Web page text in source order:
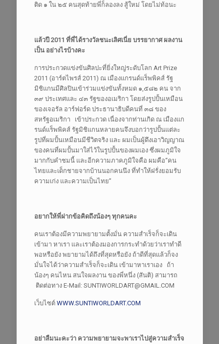
ติด ๑ ใน ๒๕ คนสุดท้ายพี่ก็ลองลง สู้ใหม่ โดยไม่ท้อนะ
แล้วปี 2011 ที่พี่ได้รางวัลชนะเลิศเนี่ย บรรยากาศ ผลงาน
เป็น อย่างไรบ้างคะ
การประกวดแข่งขันศิลปะที่ยิ่งใหญ่ระดับโลก Art Prize
2011 (อาร์ตไพรส์ 2011) ณ เมืองแกรนด์แร็พพิคส์ รัฐ
มิชิแกนมีศิลปินเข้าร่วมแข่งขันทั้งหมด ๑,๕๘๒ คน จาก
๓๙ ประเทศและ ๔๓ รัฐของอเมริกา โดยส่งรูปปั้นเหมือน
ของเจอรัล อาร์ฟอร์ด ประธานาธิบดีคนที่ ๓๘ ของ
สหรัฐอเมริกา
เข้าประกวด เนื่องจากท่านเกิด ณ เมืองแก
รนด์แร็พพิคส์ รัฐมิชิแกนหลายคนจึงบอกว่ารูปปั้นแต่ละ
รูปที่ผมปั้นเหมือนมีชีวิตจริง และ ผมเป็นผู้ดึงเอาวิญญาณ
ของคนที่ผมปั้นมาใส่ไว้ในรูปปั้นของผมเอง ซึ่งผมภูมิใจ
มากกับคำชมนี้ และอีกความภาคภูมิใจคือ ผมคือ“คน
ไทยและเด็กชายจากบ้านนอกคนนึง ที่ทำให้ฝรั่งยอมรับ
ความเก่ง และความเป็นไทย”
อยากให้พี่ฝากข้อคิดถึงน้องๆ ทุกคนคะ
คนเราต้องมีความพยายามตั้งมั่น ความสำเร็จก็จะเดิน
เข้ามา หาเรา และเราต้องมองการกระทำด้วยว่าเราทำดี
พอหรือยัง พยายามได้ถึงที่สุดหรือยัง ถ้าดีที่สุดแล้วก็จง
มั่นใจได้ว่าความสำเร็จก็จะเดิน เข้ามาหาเราเอง ถ้า
น้องๆ คนไหน สนใจผลงาน ของพี่หนึ่ง (สันติ) สามารถ
ติดต่อทาง E-Mail: SUNTIWORLDART@GMAIL.COM
เว็บไซต์WWW.SUNTIWORLDART.COM
อย่าลืมนะคะว่า ความพยายามจะพาเราไปสู่ความสำเร็จ